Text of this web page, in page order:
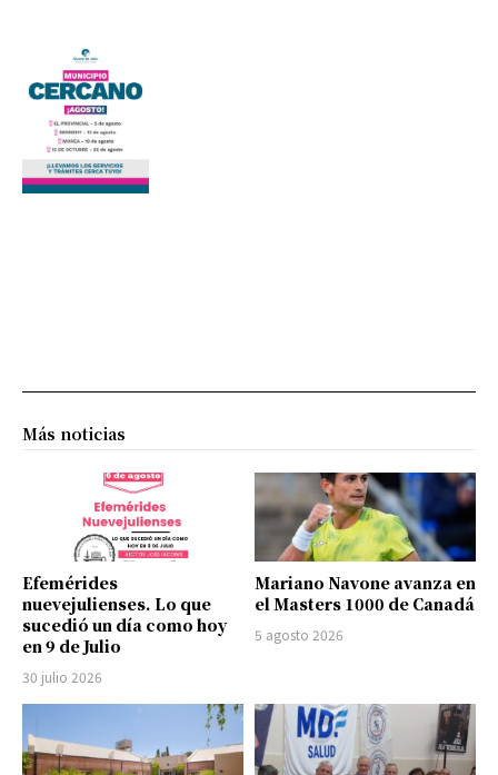
Más noticias
Efemérides
nuevejulienses. Lo que
sucedió un día como hoy
en 9 de Julio
30 julio 2026
Mariano Navone avanza en
el Masters 1000 de Canadá
5 agosto 2026